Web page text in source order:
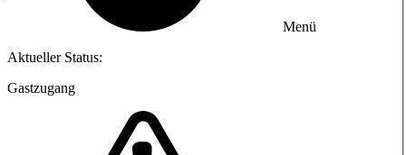
Menü
Aktueller Status:
Gastzugang